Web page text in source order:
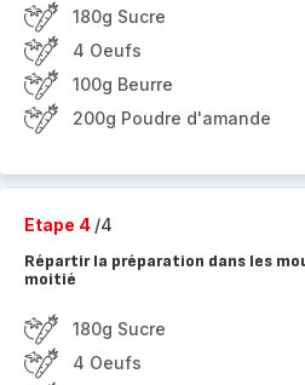
180g Sucre
4 Oeufs
100g Beurre
200g Poudre d'amande
Etape 4 /4
Répartir la préparation dans les
moitié
180g Sucre
4 Oeufs